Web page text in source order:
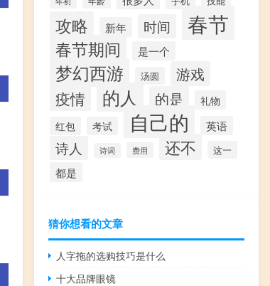
攻略 新年 时间 春节
春节期间 是一个
梦幻西游 汤圆 游戏
疫情 的人 的是 礼物
红包 考试 自己的 英语
诗人 诗词 费用 还不 这一
都是
猜你想看的文章
人字拖的选购技巧是什么
十大品牌眼镜